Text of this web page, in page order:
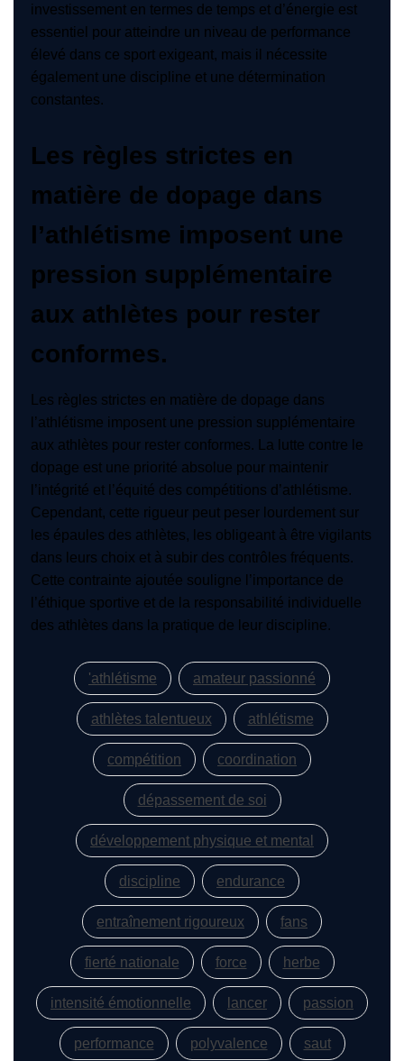
investissement en termes de temps et d’énergie est
essentiel pour atteindre un niveau de performance
élevé dans ce sport exigeant, mais il nécessite
également une discipline et une détermination
constantes.
Les règles strictes en
matière de dopage dans
l’athlétisme imposent une
pression supplémentaire
aux athlètes pour rester
conformes.
Les règles strictes en matière de dopage dans
l’athlétisme imposent une pression supplémentaire
aux athlètes pour rester conformes. La lutte contre le
dopage est une priorité absolue pour maintenir
l’intégrité et l’équité des compétitions d’athlétisme.
Cependant, cette rigueur peut peser lourdement sur
les épaules des athlètes, les obligeant à être vigilants
dans leurs choix et à subir des contrôles fréquents.
Cette contrainte ajoutée souligne l’importance de
l’éthique sportive et de la responsabilité individuelle
des athlètes dans la pratique de leur discipline.
'athlétisme amateur passionné
athlètes talentueux athlétisme
compétition coordination
dépassement de soi
développement physique et mental
discipline endurance
entraînement rigoureux fans
fierté nationale force herbe
intensité émotionnelle lancer passion
performance polyvalence saut